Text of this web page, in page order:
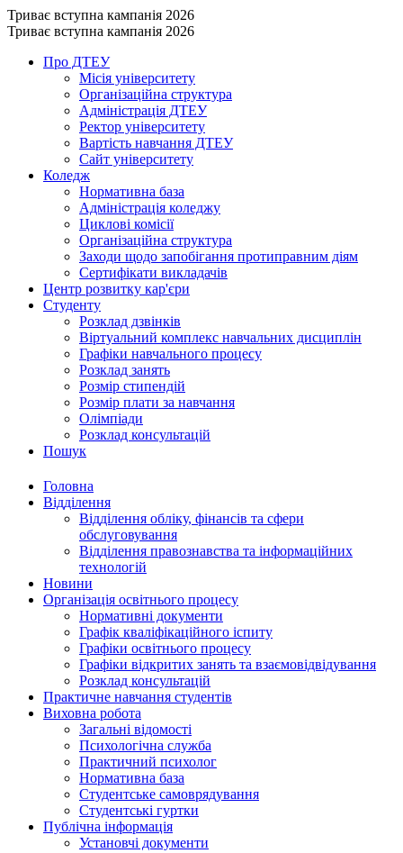
Триває вступна кампанія 2026
Триває вступна кампанія 2026
Про ДТЕУ
Місія університету
Організаційна структура
Адміністрація ДТЕУ
Ректор університету
Вартість навчання ДТЕУ
Сайт університету
Коледж
Нормативна база
Адміністрація коледжу
Циклові комісії
Організаційна структура
Заходи щодо запобігання протиправним діям
Сертифікати викладачів
Центр розвитку кар'єри
Студенту
Розклад дзвінків
Віртуальний комплекс навчальних дисциплін
Графіки навчального процесу
Розклад занять
Розмір стипендій
Розмір плати за навчання
Олімпіади
Розклад консультацій
Пошук
Головна
Відділення
Відділення обліку, фінансів та сфери
обслуговування
Відділення правознавства та інформаційних
технологій
Новини
Організація освітнього процесу
Нормативні документи
Графік кваліфікаційного іспиту
Графіки освітнього процесу
Графіки відкритих занять та взаємовідвідування
Розклад консультацій
Практичне навчання студентів
Виховна робота
Загальні відомості
Психологічна служба
Практичний психолог
Нормативна база
Студентське самоврядування
Студентські гуртки
Публічна інформація
Установчі документи